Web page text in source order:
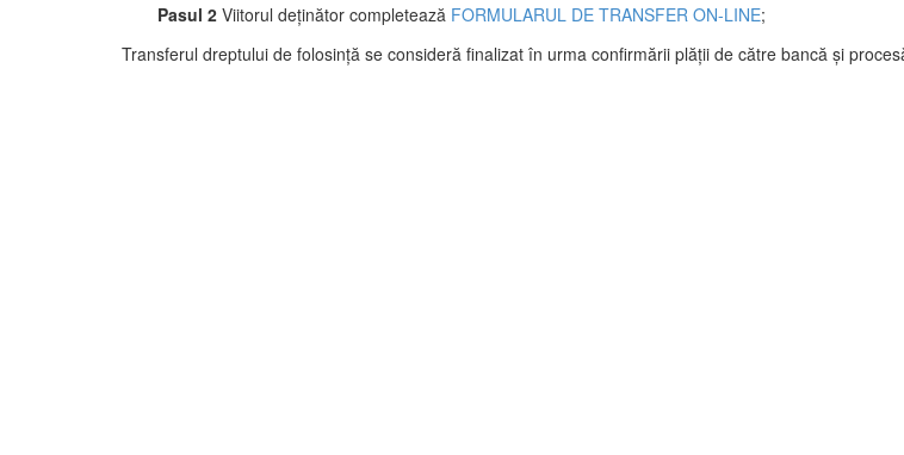
Pasul 2 Viitorul deținător completează FORMULARUL DE TRANSFER ON-LINE;
Transferul dreptului de folosință se consideră finalizat în urma confirmării plății de către bancă și